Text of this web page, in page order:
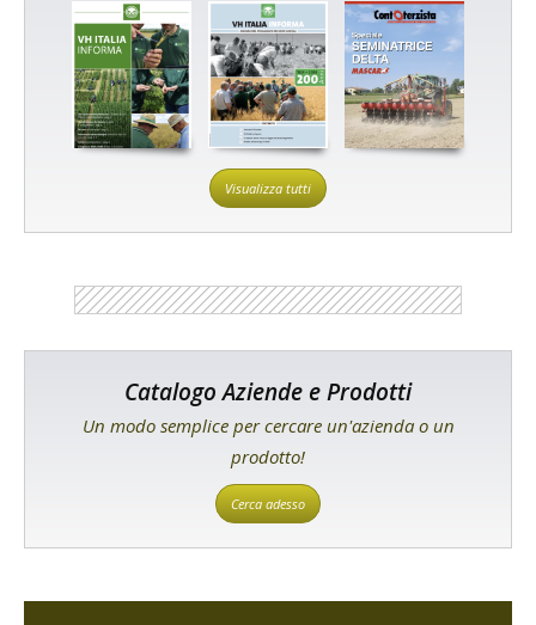
Visualizza tutti
Catalogo Aziende e Prodotti
Un modo semplice per cercare un'azienda o un
prodotto!
Cerca adesso